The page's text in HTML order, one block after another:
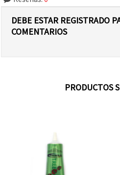
DEBE ESTAR REGISTRADO
COMENTARIOS
PRODUCTOS